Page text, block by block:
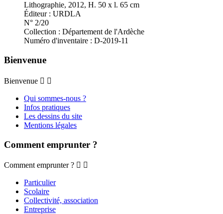
Lithographie, 2012, H. 50 x l. 65 cm
Éditeur : URDLA
N° 2/20
Collection : Département de l'Ardèche
Numéro d'inventaire : D-2019-11
Bienvenue
Bienvenue  
Qui sommes-nous ?
Infos pratiques
Les dessins du site
Mentions légales
Comment emprunter ?
Comment emprunter ?  
Particulier
Scolaire
Collectivité, association
Entreprise